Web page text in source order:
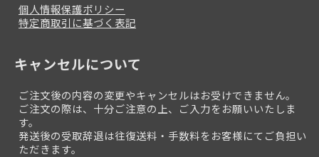
個人情報保護ポリシー
特定商取引に基づく表記
キャンセルについて
ご注文後の内容の変更やキャンセルはお受けできません。
ご注文の際は、十分ご注意の上、ご入力をお願いいたしま
す。
発送後の受取辞退は往復送料・手数料をお客様にてご負担い
ただきます。